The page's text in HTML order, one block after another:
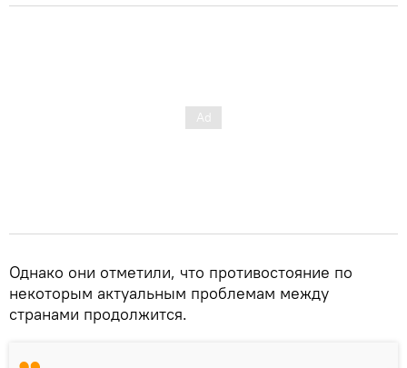
Однако они отметили, что противостояние по
некоторым актуальным проблемам между
странами продолжится.